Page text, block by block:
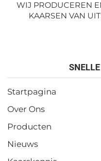
WIJ PRODUCEREN
KAARSEN VAN
Startpagina
Over Ons
Producten
Nieuws